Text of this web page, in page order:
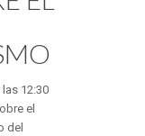
12:30
el
del